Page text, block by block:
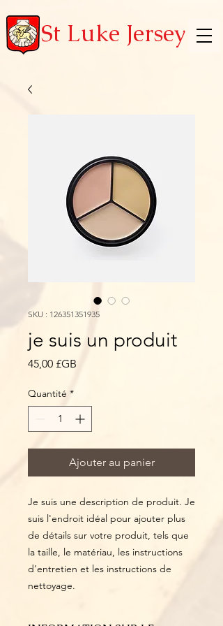
St Luke Jersey
SKU : 126351351935
je suis un produit
45,00 £GB
Quantité *
Ajouter au panier
Je suis une description de produit. Je
suis l'endroit idéal pour ajouter plus
de détails sur votre produit, tels que
la taille, le matériau, les instructions
d'entretien et les instructions de
nettoyage.